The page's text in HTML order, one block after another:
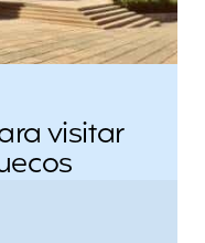
visitar